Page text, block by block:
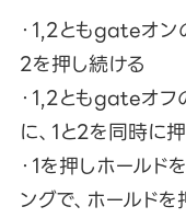
・1,2ともgateオン
2を押し続ける
・1,2ともgateオフ
に、1と2を同時に
・1を押しホールド
ングで、ホールド